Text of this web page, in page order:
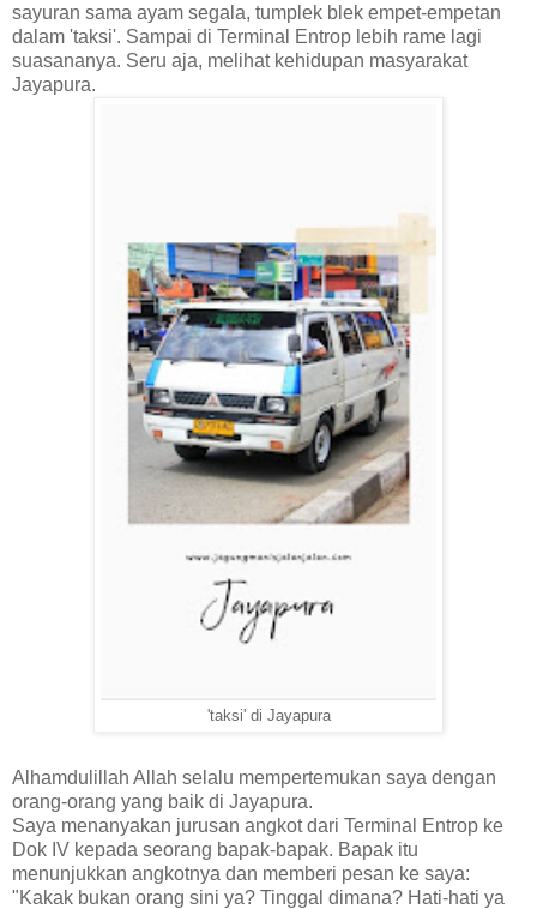
sayuran sama ayam segala, tumplek blek empet-empetan
dalam 'taksi'. Sampai di Terminal Entrop lebih rame lagi
suasananya. Seru aja, melihat kehidupan masyarakat
Jayapura.
'taksi' di Jayapura
Alhamdulillah Allah selalu mempertemukan saya dengan
orang-orang yang baik di Jayapura.
Saya menanyakan jurusan angkot dari Terminal Entrop ke
Dok IV kepada seorang bapak-bapak. Bapak itu
menunjukkan angkotnya dan memberi pesan ke saya:
"Kakak bukan orang sini ya? Tinggal dimana? Hati-hati ya